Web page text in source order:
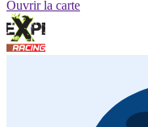
Ouvrir la carte